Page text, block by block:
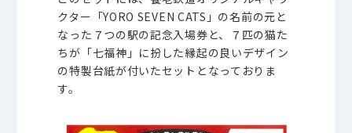
クター「YORO SEVEN CATS 」の名前の元と
なった７つの駅の記念入場券と、７匹の猫た
ちが「七福神」に扮した縁起の良いデザイン
の特製台紙が付いたセットとなっておりま
す。